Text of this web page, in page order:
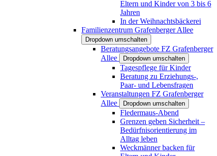
Eltern und Kinder von 3 bis 6
Jahren
In der Weihnachtsbäckerei
Familienzentrum Grafenberger Allee
Dropdown umschalten
Beratungsangebote FZ Grafenberger
Allee
Dropdown umschalten
Tagespflege für Kinder
Beratung zu Erziehungs-,
Paar- und Lebensfragen
Veranstaltungen FZ Grafenberger
Allee
Dropdown umschalten
Fledermaus-Abend
Grenzen geben Sicherheit –
Bedürfnisorientierung im
Alltag leben
Weckmänner backen für